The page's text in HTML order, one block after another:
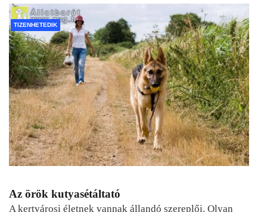
TIZENHETEDIK
Az örök kutyasétáltató
A kertvárosi életnek vannak állandó szereplői. Olyan